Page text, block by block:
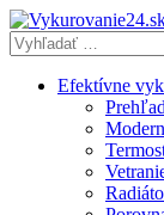
Vyhľadávať
výraz:
Efektívne